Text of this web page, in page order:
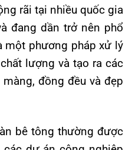
rãi tại nhiều quốc gia
đang dần trở nên phổ
một phương pháp xử lý
lượng và tạo ra các
đồng đều và đẹp
bê tông thường được